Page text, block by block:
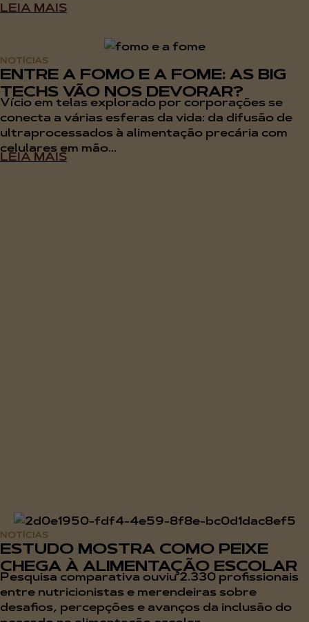
LEIA MAIS
NOTÍCIAS
ENTRE A FOMO E A FOME: AS BIG
TECHS VÃO NOS DEVORAR?
Vício em telas explorado por corporações se
conecta a várias esferas da vida: da difusão de
ultraprocessados à alimentação precária com
celulares em mão...
LEIA MAIS
NOTÍCIAS
ESTUDO MOSTRA COMO PEIXE
CHEGA À ALIMENTAÇÃO ESCOLAR
Pesquisa comparativa ouviu 2.330 profissionais
entre nutricionistas e merendeiras sobre
desafios, percepções e avanços da inclusão do